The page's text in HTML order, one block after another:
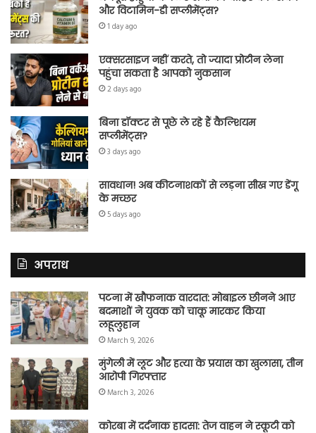
और विटामिन-डी सप्लीमेंट्स?
1 day ago
एक्सरसाइज नहीं करते, तो ज्यादा प्रोटीन लेना
पहुंचा सकता है आपको नुकसान
2 days ago
बिना डॉक्टर से पूछे ले रहे हैं कैल्शियम
सप्लीमेंट्स?
3 days ago
सावधान! अब कीटनाशकों से लड़ना सीख गए डेंगू
के मच्छर
5 days ago
अपराध
पटना में खौफनाक वारदात: मोबाइल छीनने आए
बदमाशों ने युवक को चाकू मारकर किया
लहूलुहान
March 9, 2026
मुंगेली में लूट और हत्या के प्रयास का खुलासा, तीन
आरोपी गिरफ्तार
March 3, 2026
कोरबा में दर्दनाक हादसा: तेज वाहन ने स्कूटी को